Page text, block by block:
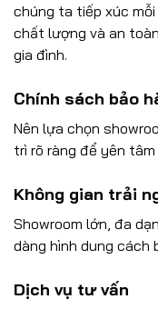
chúng ta tiếp xúc
chất lượng và an
gia đình.
Chính sách bảo
Nên lựa chọn
trì rõ ràng để yên
Không gian trải
Showroom lớn, đa
dàng hình dung
Dịch vụ tư vấn